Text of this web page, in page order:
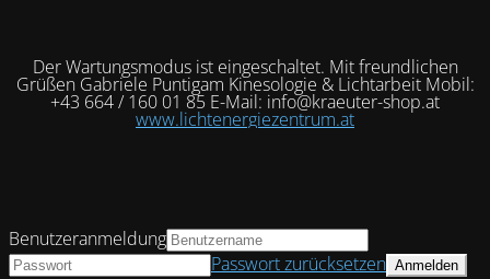
Der Wartungsmodus ist eingeschaltet. Mit freundlichen
Grüßen Gabriele Puntigam Kinesologie & Lichtarbeit Mobil:
+43 664 / 160 01 85 E-Mail: info@kraeuter-shop.at
www.lichtenergiezentrum.at
Benutzeranmeldung
Passwort zurücksetzen